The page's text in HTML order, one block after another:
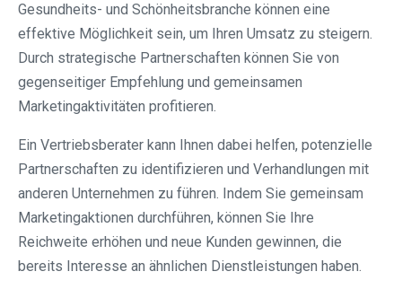
Gesundheits- und Schönheitsbranche können eine
effektive Möglichkeit sein, um Ihren Umsatz zu steigern.
Durch strategische Partnerschaften können Sie von
gegenseitiger Empfehlung und gemeinsamen
Marketingaktivitäten profitieren.
Ein Vertriebsberater kann Ihnen dabei helfen, potenzielle
Partnerschaften zu identifizieren und Verhandlungen mit
anderen Unternehmen zu führen. Indem Sie gemeinsam
Marketingaktionen durchführen, können Sie Ihre
Reichweite erhöhen und neue Kunden gewinnen, die
bereits Interesse an ähnlichen Dienstleistungen haben.